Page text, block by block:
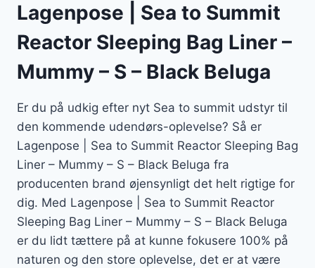
Lagenpose | Sea to Summit
Reactor Sleeping Bag Liner –
Mummy – S – Black Beluga
Er du på udkig efter nyt Sea to summit udstyr til
den kommende udendørs-oplevelse? Så er
Lagenpose | Sea to Summit Reactor Sleeping Bag
Liner – Mummy – S – Black Beluga fra
producenten brand øjensynligt det helt rigtige for
dig. Med Lagenpose | Sea to Summit Reactor
Sleeping Bag Liner – Mummy – S – Black Beluga
er du lidt tættere på at kunne fokusere 100% på
naturen og den store oplevelse, det er at være